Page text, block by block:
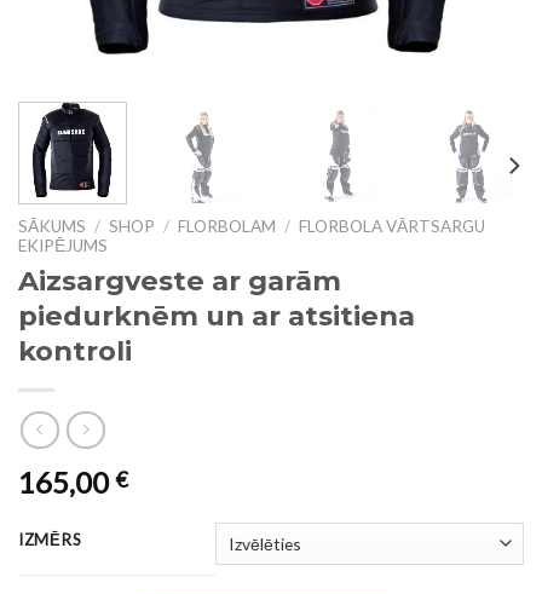
SĀKUMS / SHOP / FLORBOLAM / FLORBOLA VĀRTSARGU
EKIPĒJUMS
Aizsargveste ar garām
piedurknēm un ar atsitiena
kontroli
165,00€
IZMĒRS